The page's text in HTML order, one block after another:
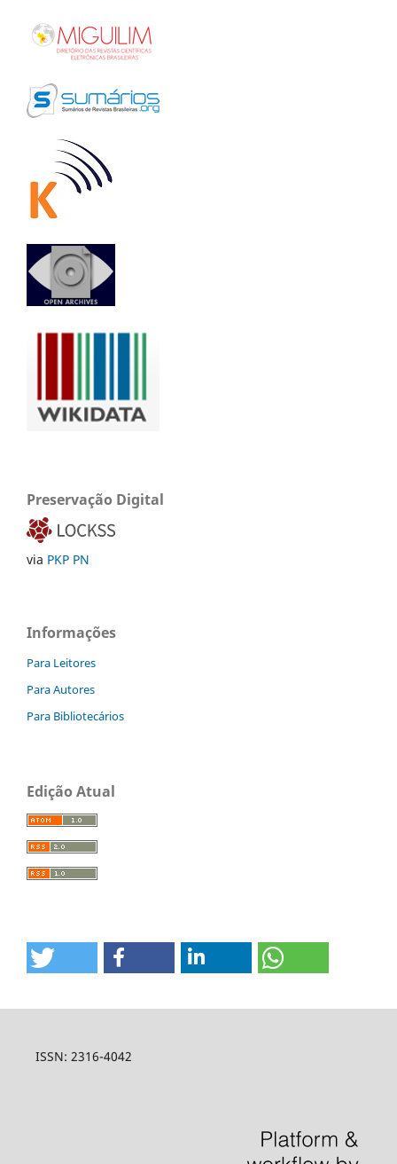
Preservação Digital
via PKP PN
Informações
Para Leitores
Para Autores
Para Bibliotecários
Edição Atual
ISSN: 2316-4042